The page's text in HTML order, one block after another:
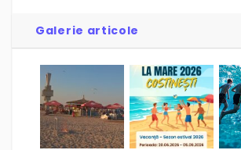
Galerie articole